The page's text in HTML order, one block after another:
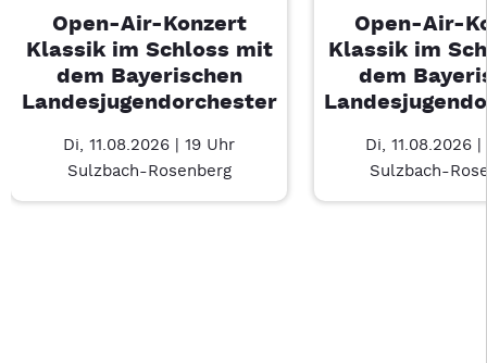
Open-Air-Konzert
Klassik im Schloss mit
dem Bayerischen
Landesjugendorchester
Di, 11.08.2026 | 19 Uhr
Sulzbach-Rosenberg
Open-Air-
Klassik im
dem
Di, 11.08.2026
Sulzbach-